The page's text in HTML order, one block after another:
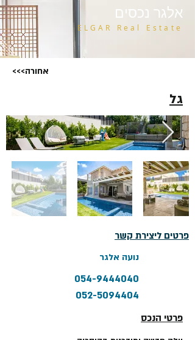
אלגר נכסים
ELGAR Real Estate
<<<אחורה
גל
פרטים ליצירת קשר
נועה אלגר
054-9444040
052-5094404
פרטי הנכס